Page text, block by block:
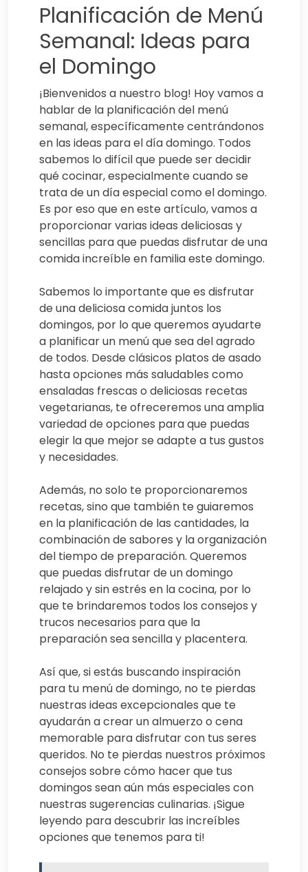
Planificación de Menú
Semanal: Ideas para
el Domingo
¡Bienvenidos a nuestro blog! Hoy vamos a
hablar de la planificación del menú
semanal, específicamente centrándonos
en las ideas para el día domingo. Todos
sabemos lo difícil que puede ser decidir
qué cocinar, especialmente cuando se
trata de un día especial como el domingo.
Es por eso que en este artículo, vamos a
proporcionar varias ideas deliciosas y
sencillas para que puedas disfrutar de una
comida increíble en familia este domingo.
Sabemos lo importante que es disfrutar
de una deliciosa comida juntos los
domingos, por lo que queremos ayudarte
a planificar un menú que sea del agrado
de todos. Desde clásicos platos de asado
hasta opciones más saludables como
ensaladas frescas o deliciosas recetas
vegetarianas, te ofreceremos una amplia
variedad de opciones para que puedas
elegir la que mejor se adapte a tus gustos
y necesidades.
Además, no solo te proporcionaremos
recetas, sino que también te guiaremos
en la planificación de las cantidades, la
combinación de sabores y la organización
del tiempo de preparación. Queremos
que puedas disfrutar de un domingo
relajado y sin estrés en la cocina, por lo
que te brindaremos todos los consejos y
trucos necesarios para que la
preparación sea sencilla y placentera.
Así que, si estás buscando inspiración
para tu menú de domingo, no te pierdas
nuestras ideas excepcionales que te
ayudarán a crear un almuerzo o cena
memorable para disfrutar con tus seres
queridos. No te pierdas nuestros próximos
consejos sobre cómo hacer que tus
domingos sean aún más especiales con
nuestras sugerencias culinarias. ¡Sigue
leyendo para descubrir las increíbles
opciones que tenemos para ti!